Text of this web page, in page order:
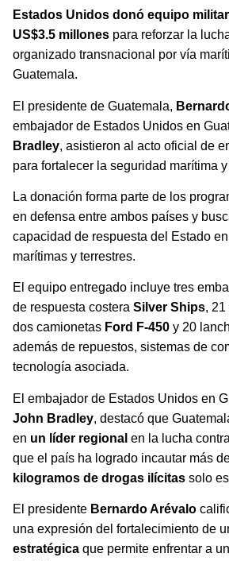
Estados Unidos donó equipo
US$3.5 millones para reforzar la
organizado transnacional por vía
Guatemala.
El presidente de Guatemala,
embajador de Estados Unidos en
Bradley, asistieron al acto oficial de
para fortalecer la seguridad marítima
La donación forma parte de los
en defensa entre ambos países y
capacidad de respuesta del Estado
marítimas y terrestres.
El equipo entregado incluye tres
de respuesta costera Silver Ships,
dos camionetas Ford F-450 y 20
además de repuestos, sistemas de
tecnología asociada.
El embajador de Estados Unidos en
John Bradley, destacó que
en un líder regional en la lucha
que el país ha logrado incautar más
kilogramos de drogas ilícitas solo
El presidente Bernardo Arévalo
una expresión del fortalecimiento de
estratégica que permite enfrentar a un